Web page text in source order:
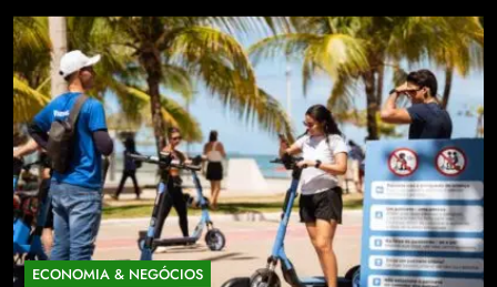
ECONOMIA & NEGÓCIOS